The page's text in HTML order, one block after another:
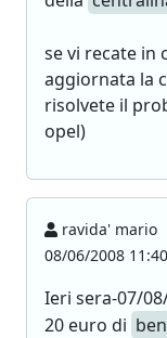
se vi recate in
aggiornata la
risolvete il
opel)
ravida' mario
08/06/2008 11:40
Ieri sera-07/
20 euro di